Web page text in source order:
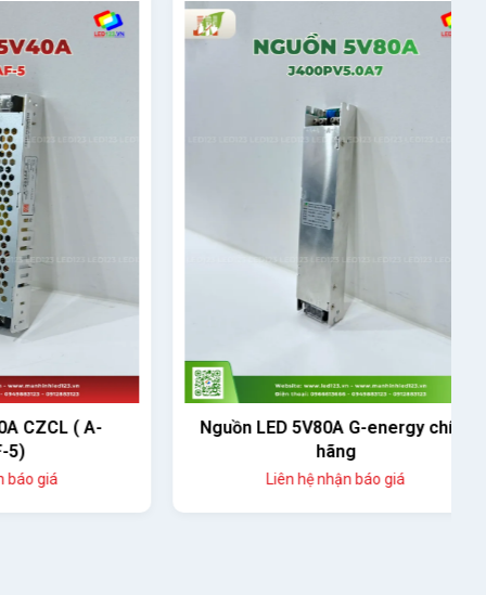
( A-
Nguồn LED 5V80A G-energy chính
Liên hệ nhận báo giá